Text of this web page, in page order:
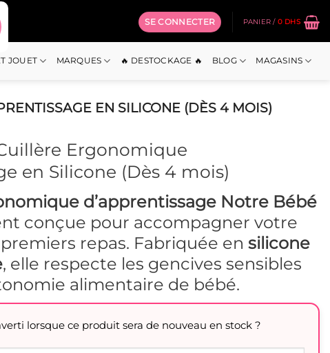
SE CONNECTER PANIER / 0 DHS
JOUET MARQUES 🔥 DESTOCKAGE 🔥 BLOG MAGASINS
EN SILICONE (DÈS 4 MOIS)
Ergonomique
en Silicone (Dès 4 mois)
d’apprentissage Notre Bébé
conçue pour accompagner votre
repas. Fabriquée en silicone
, elle respecte les gencives sensibles
alimentaire de bébé.
lorsque ce produit sera de nouveau en stock ?